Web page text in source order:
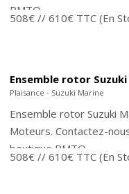
PMTO....
508€ // 610€ TTC (En
Ensemble rotor
Plaisance - Suzuki Marine
Ensemble rotor Suzuki
Moteurs. Contactez-
boutique PMTO...
508€ // 610€ TTC (En